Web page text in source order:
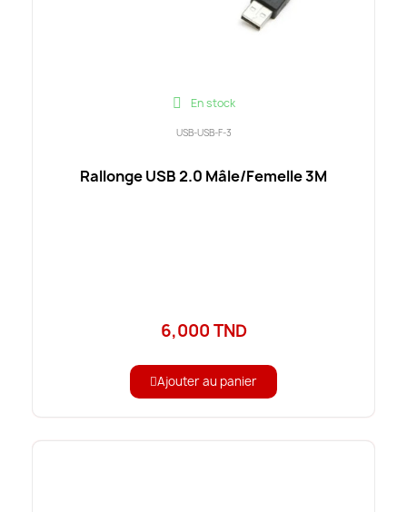
En stock
USB-USB-F-3
Rallonge USB 2.0 Mâle/Femelle 3M
6,000 TND
Ajouter au panier